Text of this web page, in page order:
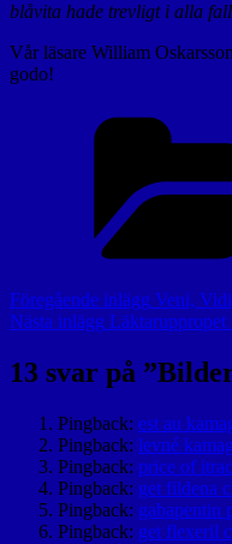
blåvita hade trevligt i alla fall
Vår läsare William
godo!
Inläggsnavigering
Föregående
inlägg
Föregående inlägg Veni,
Nästa
Nästa inlägg
13 svar på ”
Pingback: est au
Pingback: levné
Pingback: price of
Pingback: get fildena
Pingback: gabapentin
Pingback: get flexeril